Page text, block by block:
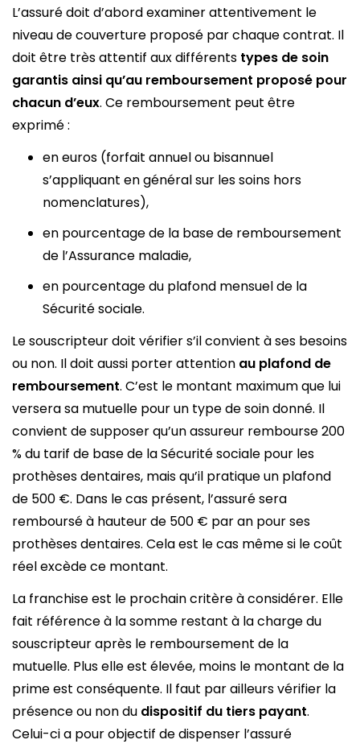
L’assuré doit d’abord examiner attentivement le
niveau de couverture proposé par chaque contrat. Il
doit être très attentif aux différents types de soin
garantis ainsi qu’au remboursement proposé pour
chacun d’eux. Ce remboursement peut être
exprimé :
en euros (forfait annuel ou bisannuel
s’appliquant en général sur les soins hors
nomenclatures),
en pourcentage de la base de remboursement
de l’Assurance maladie,
en pourcentage du plafond mensuel de la
Sécurité sociale.
Le souscripteur doit vérifier s’il convient à ses besoins
ou non. Il doit aussi porter attention au plafond de
remboursement. C’est le montant maximum que lui
versera sa mutuelle pour un type de soin donné. Il
convient de supposer qu’un assureur rembourse 200
% du tarif de base de la Sécurité sociale pour les
prothèses dentaires, mais qu’il pratique un plafond
de 500 €. Dans le cas présent, l’assuré sera
remboursé à hauteur de 500 € par an pour ses
prothèses dentaires. Cela est le cas même si le coût
réel excède ce montant.
La franchise est le prochain critère à considérer. Elle
fait référence à la somme restant à la charge du
souscripteur après le remboursement de la
mutuelle. Plus elle est élevée, moins le montant de la
prime est conséquente. Il faut par ailleurs vérifier la
présence ou non du dispositif du tiers payant.
Celui-ci a pour objectif de dispenser l’assuré